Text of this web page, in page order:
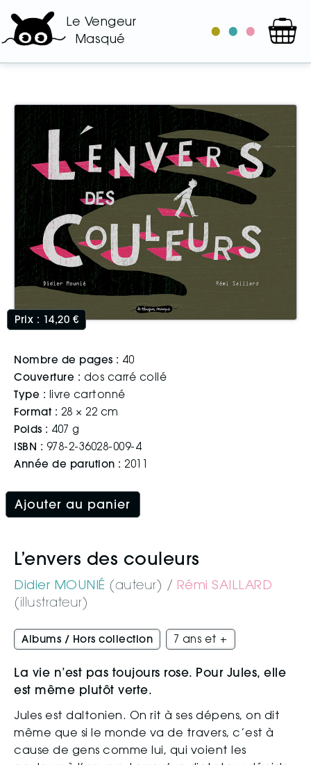
Le Vengeur
Masqué
le
les
les
Nombre de pages : 40
Couverture : dos carré collé
Type : livre cartonné
Format : 28 × 22 cm
Poids : 407 g
ISBN : 978-2-36028-009-4
Année de parution : 2011
Ajouter au panier
L’envers des couleurs
Didier MOUNIÉ (auteur)
Rémi SAILLARD
(illustrateur)
Albums / Hors collection 7 ans et +
La vie n’est pas toujours rose. Pour Jules, elle
est même plutôt verte.
Jules est daltonien. On rit à ses dépens, on dit
même que si le monde va de travers, c’est à
cause de gens comme lui, qui voient les